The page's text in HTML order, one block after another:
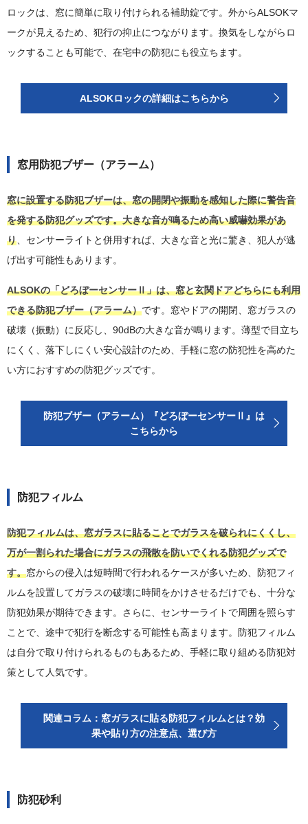
ロックは、窓に簡単に取り付けられる補助錠です。外からALSOKマ
ークが見えるため、犯行の抑止につながります。換気をしながらロ
ックすることも可能で、在宅中の防犯にも役立ちます。
ALSOKロックの詳細はこちらから
窓用防犯ブザー（アラーム）
窓に設置する防犯ブザーは、窓の開閉や振動を感知した際に警告音
を発する防犯グッズです。大きな音が鳴るため高い威嚇効果があ
り、センサーライトと併用すれば、大きな音と光に驚き、犯人が逃
げ出す可能性もあります。
ALSOKの「どろぼーセンサーⅡ」は、窓と玄関ドアどちらにも利用
できる防犯ブザー（アラーム）です。窓やドアの開閉、窓ガラスの
破壊（振動）に反応し、90dBの大きな音が鳴ります。薄型で目立ち
にくく、落下しにくい安心設計のため、手軽に窓の防犯性を高めた
い方におすすめの防犯グッズです。
防犯ブザー（アラーム）『どろぼーセンサーⅡ』は
こちらから
防犯フィルム
防犯フィルムは、窓ガラスに貼ることでガラスを破られにくくし、
万が一割られた場合にガラスの飛散を防いでくれる防犯グッズで
す。窓からの侵入は短時間で行われるケースが多いため、防犯フィ
ルムを設置してガラスの破壊に時間をかけさせるだけでも、十分な
防犯効果が期待できます。さらに、センサーライトで周囲を照らす
ことで、途中で犯行を断念する可能性も高まります。防犯フィルム
は自分で取り付けられるものもあるため、手軽に取り組める防犯対
策として人気です。
関連コラム：窓ガラスに貼る防犯フィルムとは？効
果や貼り方の注意点、選び方
防犯砂利